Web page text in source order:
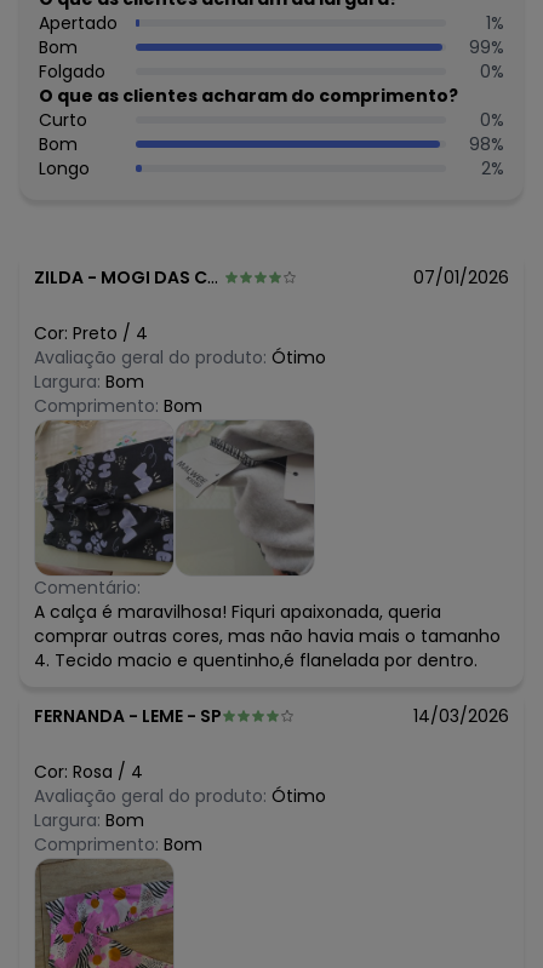
maio/2026 N/D*
abril/2026 N/D*
março/2026 R$ 17,97
fevereiro/2026 R$ 17,97
Apertado
1%
Bom
99%
Folgado
0%
O que as clientes acharam do comprimento?
Curto
0%
Bom
98%
Longo
2%
ZILDA - MOGI DAS CRUZES - SP 07/01/2026
Cor: Preto / 4
Avaliação geral do produto: Ótimo
Largura: Bom
Comprimento: Bom
Comentário:
A calça é maravilhosa! Fiquri apaixonada, queria
comprar outras cores, mas não havia mais o tamanho
4. Tecido macio e quentinho,é flanelada por dentro.
FERNANDA - LEME - SP 14/03/2026
Cor: Rosa / 4
Avaliação geral do produto: Ótimo
Largura: Bom
Comprimento: Bom